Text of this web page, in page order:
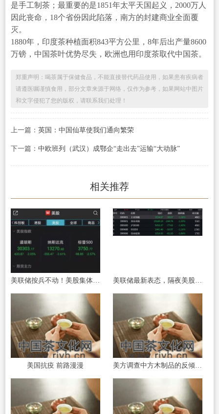
是手工制茶；最重要的是1851年太平天国起义，2000万人
因此丧命，18个省份因此陷落，南方的封建商业全面覆
灭。
1880年，印度茶种植面积843平方公里，8年后出产量8600
万镑，中国茶叶优势尽失，欧洲也用印度茶取代中国茶。
郑重声明：喝茶属于保健食品，不能直接替代药品使用，如果患有疾病者
请遵医嘱谨慎食用，部分文章来源于网络，仅作为参考，如果网站中图片
和文字侵犯了您的版权，请联系我们处理！
上一篇： 英国：中国仙草使我们通向繁荣
下一篇： 中欧班列（武汉）成鄂企“走出去”运输“大动脉”
相关推荐
美联储按兵不动！美股集体下跌道指跌超 美联储最新表态，隔夜美股大跌！A股全线
美国抗疫 前路漫漫 美方调查中方木制品的反倾销等问题 商务